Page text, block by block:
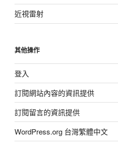
近視雷射
其他操作
登入
訂閱網站內容的資訊提供
訂閱留言的資訊提供
WordPress.org 台灣繁體中文